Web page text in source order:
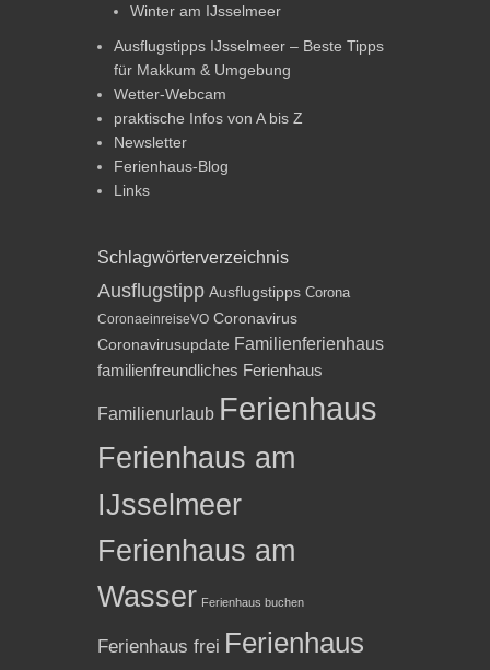
Winter am IJsselmeer
Ausflugstipps IJsselmeer – Beste Tipps
für Makkum & Umgebung
Wetter-Webcam
praktische Infos von A bis Z
Newsletter
Ferienhaus-Blog
Links
Schlagwörterverzeichnis
Ausflugstipp Ausflugstipps Corona
CoronaeinreiseVO Coronavirus
Coronavirusupdate Familienferienhaus
familienfreundliches Ferienhaus
Familienurlaub Ferienhaus
Ferienhaus am
IJsselmeer
Ferienhaus am
Wasser Ferienhaus buchen
Ferienhaus frei Ferienhaus